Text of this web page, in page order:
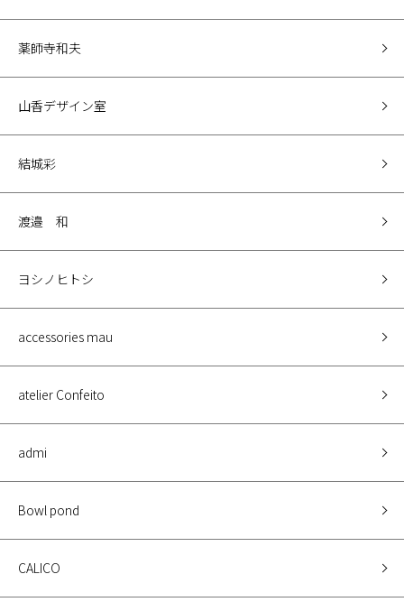
薬師寺和夫
山香デザイン室
結城彩
渡邉 和
ヨシノヒトシ
accessories mau
atelier Confeito
admi
Bowl pond
CALICO